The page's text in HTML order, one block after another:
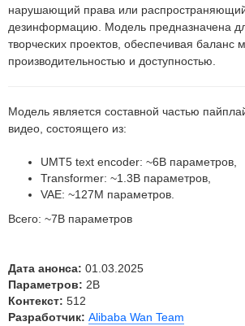
нарушающий права или
дезинформацию. Модель предназначена
творческих проектов, обеспечивая баланс
производительностью и доступностью.
Модель является составной частью
видео, состоящего из:
UMT5 text encoder: ~6B параметров,
Transformer: ~1.3B параметров,
VAE: ~127M параметров.
Всего: ~7B параметров
Дата анонса: 01.03.2025
Параметров: 2B
Контекст: 512
Разработчик: Alibaba Wan Team